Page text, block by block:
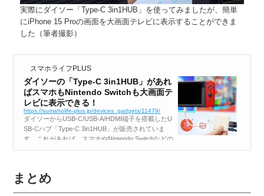
実際にダイソー「Type-C 3in1HUB」を使ってみましたが、簡単
にiPhone 15 Proの画面を大画面テレビに表示することができま
した（筆者撮影）
スマホライフPLUS
ダイソーの「Type-C 3in1HUB」があれ
ばスマホもNintendo Switchも大画面テ
レビに表示できる！
https://sumaholife-plus.jp/devices_gadgets/11479/
ダイソーからUSB-C/USB-A/HDMI端子を搭載したU
SB-Cハブ「Type-C 3in1HUB」が販売されていま
す。これがあれば、スマホやNintendo Switchなどの
画面を大画面テレビに表示できますし、PD100W対
まとめ